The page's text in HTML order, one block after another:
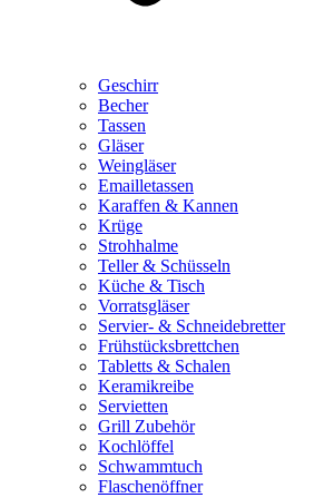
Geschirr
Becher
Tassen
Gläser
Weingläser
Emailletassen
Karaffen & Kannen
Krüge
Strohhalme
Teller & Schüsseln
Küche & Tisch
Vorratsgläser
Servier- & Schneidebretter
Frühstücksbrettchen
Tabletts & Schalen
Keramikreibe
Servietten
Grill Zubehör
Kochlöffel
Schwammtuch
Flaschenöffner